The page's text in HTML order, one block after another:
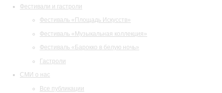
Фестивали и гастроли
Фестиваль «Площадь Искусств»
Фестиваль «Музыкальная коллекция»
Фестиваль «Барокко в белую ночь»
Гастроли
СМИ о нас
Все публикации